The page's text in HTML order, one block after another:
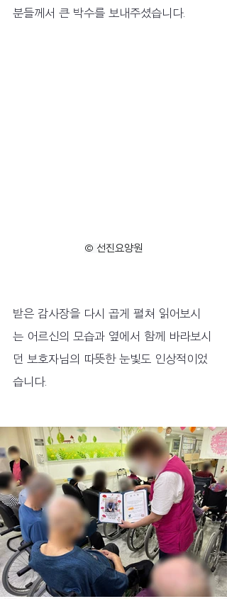
분들께서 큰 박수를 보내주셨습니다.
© 선진요양원
받은 감사장을 다시 곱게 펼쳐 읽어보시
는 어르신의 모습과 옆에서 함께 바라보시
던 보호자님의 따뜻한 눈빛도 인상적이었
습니다.